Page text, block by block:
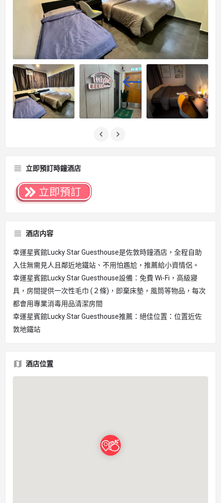
立即預訂時鐘酒店
酒店内容
幸運星賓館Lucky Star Guesthouse是佐敦時鐘酒店，全程自助
入住無需見人且鄰近地鐵站、不用怕尷尬，推薦給小資情侶。
幸運星賓館Lucky Star Guesthouse設備：免費 Wi-Fi，高級寢
具，房間提供一次性毛巾 (２條)，即棄床墊，風筒等物品，每次
都會用專業消毒用品清潔房間
幸運星賓館Lucky Star Guesthouse推薦：絕佳位置：位置近佐
敦地鐵站
酒店位置